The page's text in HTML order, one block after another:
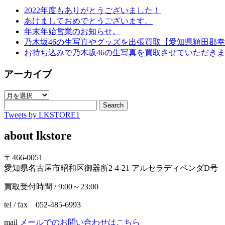
2022年度もありがとうございました！
あけましておめでとうございます。
年末年始営業のお知らせ。
乃木坂46の生写真やグッズを出張買取【愛知県額田郡幸
お持ち込みで乃木坂46の生写真を買取させていただきま
アーカイブ
ア
カ
ブ
Search
Tweets by LKSTORE1
about lkstore
〒466-0051
愛知県名古屋市昭和区御器所2-4-21 アルセラディペンダD号
買取受付時間 / 9:00～23:00
tel / fax 052-485-6993
mail メールでのお問い合わせはこちら